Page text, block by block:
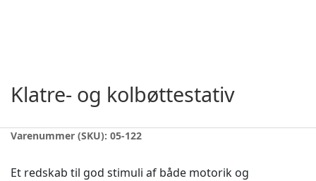
Klatre- og kolbøttestativ
Varenummer (SKU): 05-122
Et redskab til god stimuli af både motorik og